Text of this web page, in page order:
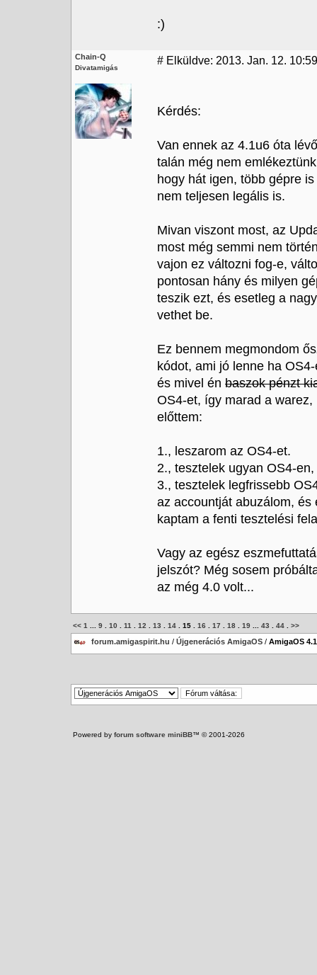
:)
Chain-Q
Divatamigás
# Elküldve: 2013. Jan. 12. 10:59
Kérdés:
Van ennek az 4.1u6 óta
talán még nem
hogy hát igen, több gépre
nem teljesen legális is.
Mivan viszont most, az
most még semmi nem
vajon ez változni fog-e,
pontosan hány és milyen
teszik ezt, és esetleg a
vethet be.
Ez bennem megmondom
kódot, ami jó lenne ha
és mivel én baszok pénzt
OS4-et, így marad a
előttem:
1., leszarom az OS4-et.
2., tesztelek ugyan OS4-
3., tesztelek legfrissebb
az accountját abuzálom,
kaptam a fenti tesztelési
Vagy az egész
jelszót? Még sosem
az még 4.0 volt...
<< 1 9 10 11 12 13 14 15 16 17 18 19 43 44 >>
forum.amigaspirit.hu / Újgenerációs AmigaOS / AmigaOS 4.1
Powered by forum software miniBB™ © 2001-2026